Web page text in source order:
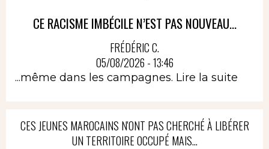
CE RACISME IMBÉCILE N’EST PAS NOUVEAU...
FRÉDÉRIC C.
05/08/2026 - 13:46
...même dans les campagnes. Lire la suite
CES JEUNES MAROCAINS N'ONT PAS CHERCHÉ À LIBÉRER
UN TERRITOIRE OCCUPÉ MAIS...